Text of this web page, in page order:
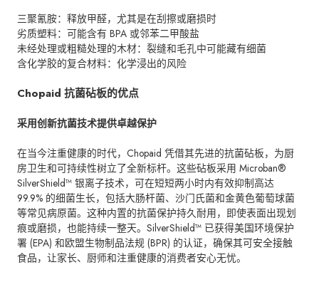
三聚氰胺：释放甲醛，尤其是在刮擦或磨损时
劣质塑料：可能含有 BPA 或邻苯二甲酸盐
未经处理或粗糙处理的木材：裂缝和毛孔中可能藏有细菌
含化学胶的复合材料：化学浸出的风险
Chopaid 抗菌砧板的优点
采用创新抗菌技术提供卓越保护
在当今注重健康的时代，Chopaid 凭借其先进的抗菌砧板，为厨
房卫生和可持续性树立了全新标杆。这些砧板采用 Microban®
SilverShield™ 银离子技术，可在短短两小时内有效抑制高达
99.9% 的细菌生长，包括大肠杆菌、沙门氏菌和金黄色葡萄球菌
等常见病原菌。这种内置的抗菌保护持久耐用，即使表面出现划
痕或磨损，也能持续一整天。SilverShield™ 已获得美国环境保护
署 (EPA) 和欧盟生物制品法规 (BPR) 的认证，确保其可安全接触
食品，让家长、厨师和注重健康的消费者安心无忧。